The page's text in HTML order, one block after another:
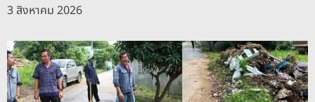
3 สิงหาคม 2026